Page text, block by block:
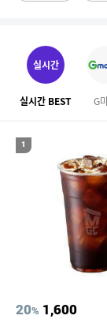
12 팔찌부자재
14 롯데월드 자유
17 엘칸토
실시간
실시간 BEST G
1
20% 1,600